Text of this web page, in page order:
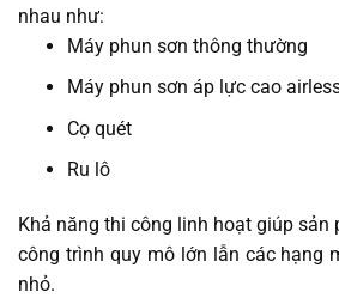
nhau như:
Máy phun sơn thông thường
Máy phun sơn áp lực cao
Cọ quét
Ru lô
Khả năng thi công linh hoạt giúp sản
công trình quy mô lớn lẫn các hạng
nhỏ.